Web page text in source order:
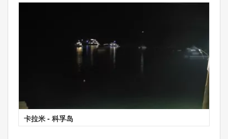
卡拉米 - 科孚岛